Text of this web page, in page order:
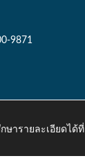
9871
ารายละเอียดได้ที่